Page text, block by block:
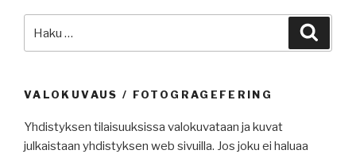
VALOKUVAUS / FOTOGRAGEFERING
Yhdistyksen tilaisuuksissa valokuvataan ja kuvat
julkaistaan yhdistyksen web sivuilla. Jos joku ei haluaa